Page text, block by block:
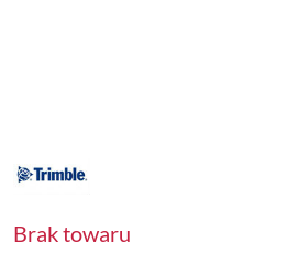
NAZWA
PRODUCENTA:
Brak towaru